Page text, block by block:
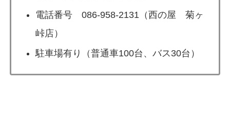
電話番号 086-958-2131（西の屋 菊ヶ
峠店）
駐車場有り（普通車100台、バス30台）